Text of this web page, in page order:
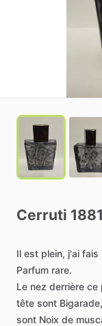
Cerruti 1881
Il est plein, j'ai fais
Parfum rare.
Le nez derrière ce
tête sont Bigarade,
sont Noix de